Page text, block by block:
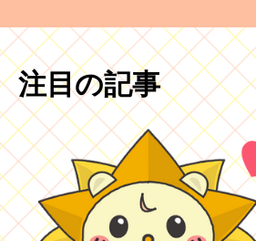
注目の記事